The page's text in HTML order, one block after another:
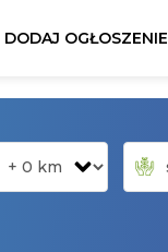
DODAJ OGŁOSZENIE